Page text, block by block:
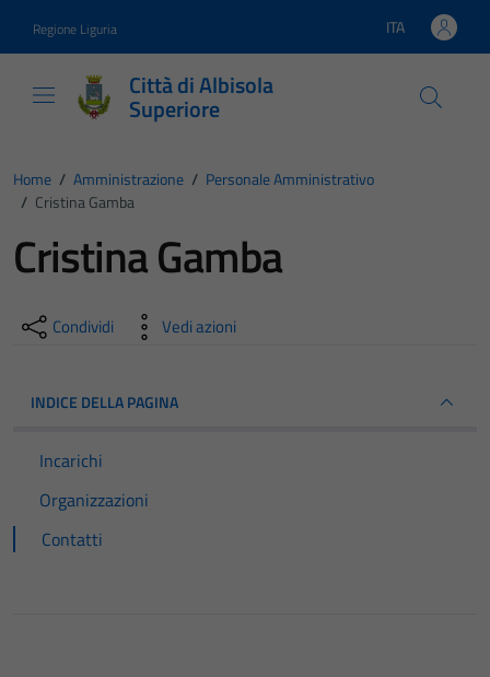
Regione Liguria Lingua attiva:
ITA
Città di Albisola
Superiore
Home / Amministrazione / Personale Amministrativo
/ Cristina Gamba
Cristina Gamba
Condividi Vedi azioni
INDICE DELLA PAGINA
Incarichi
Organizzazioni
Contatti